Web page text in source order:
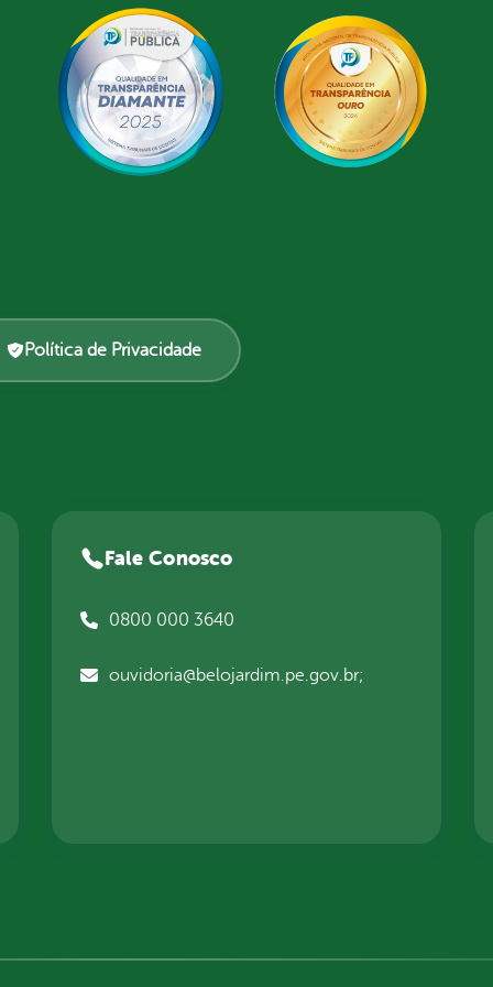
Política de Privacidade
Fale Conosco
0800 000 3640
ouvidoria@belojardim.pe.gov.br;